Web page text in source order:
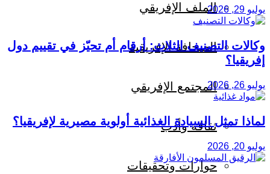
الملف الإفريقي
الصحافة الإفريقية
المجتمع الإفريقي
ثقافة وأدب
حوارات وتحقيقات
يوليو 29, 2026
وكالات التصنيف الثلاث: أرقام أم تحيّز في تقييم دول
إفريقيا؟
يوليو 26, 2026
لماذا تمثل السيادة الغذائية أولوية مصيرية لإفريقيا؟
يوليو 20, 2026